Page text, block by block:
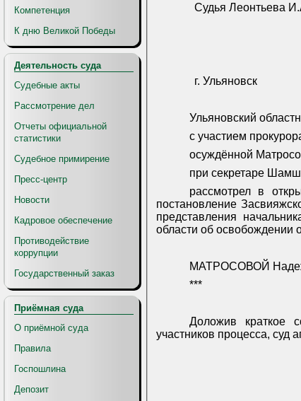
Компетенция
К дню Великой Победы
Деятельность суда
Судебные акты
Рассмотрение дел
Отчеты официальной
статистики
Судебное примирение
Пресс-центр
Новости
Кадровое обеспечение
Противодействие
коррупции
Государственный заказ
Приёмная суда
О приёмной суда
Правила
Госпошлина
Депозит
Судья Леонтьева
г. Ульяновск
Ульяновский
с участием
осуждённой
при секретаре
рассмотрел в
постановление
представления
области об освобождении
МАТРОСОВОЙ
***
Доложив краткое
участников процесса, суд